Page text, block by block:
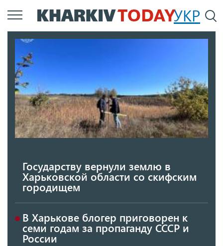
Перейти
к
УКР
Государству вернули землю в
Харьковской области со скифским
городищем
В Харькове блогер приговорен к
семи годам за пропаганду СССР и
России